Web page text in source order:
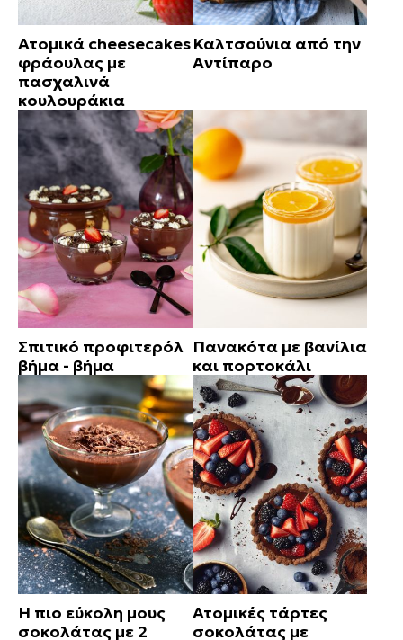
Ατομικά cheesecakes
φράουλας με
πασχαλινά
κουλουράκια
Καλτσούνια από την
Αντίπαρο
Σπιτικό προφιτερόλ
βήμα - βήμα
Πανακότα με βανίλια
και πορτοκάλι
Η πιο εύκολη μους
σοκολάτας με 2
Ατομικές τάρτες
σοκολάτας με